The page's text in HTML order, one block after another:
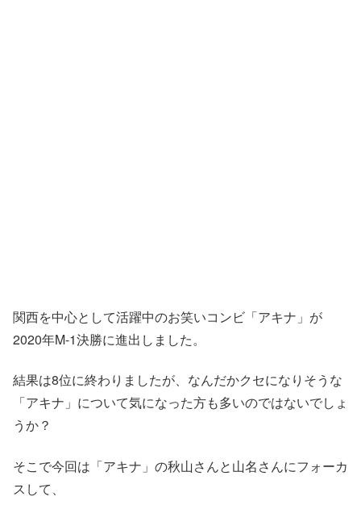
関西を中心として活躍中のお笑いコンビ「アキナ」が
2020年M-1決勝に進出しました。
結果は8位に終わりましたが、なんだかクセになりそうな
「アキナ」について気になった方も多いのではないでしょ
うか？
そこで今回は「アキナ」の秋山さんと山名さんにフォーカ
スして、